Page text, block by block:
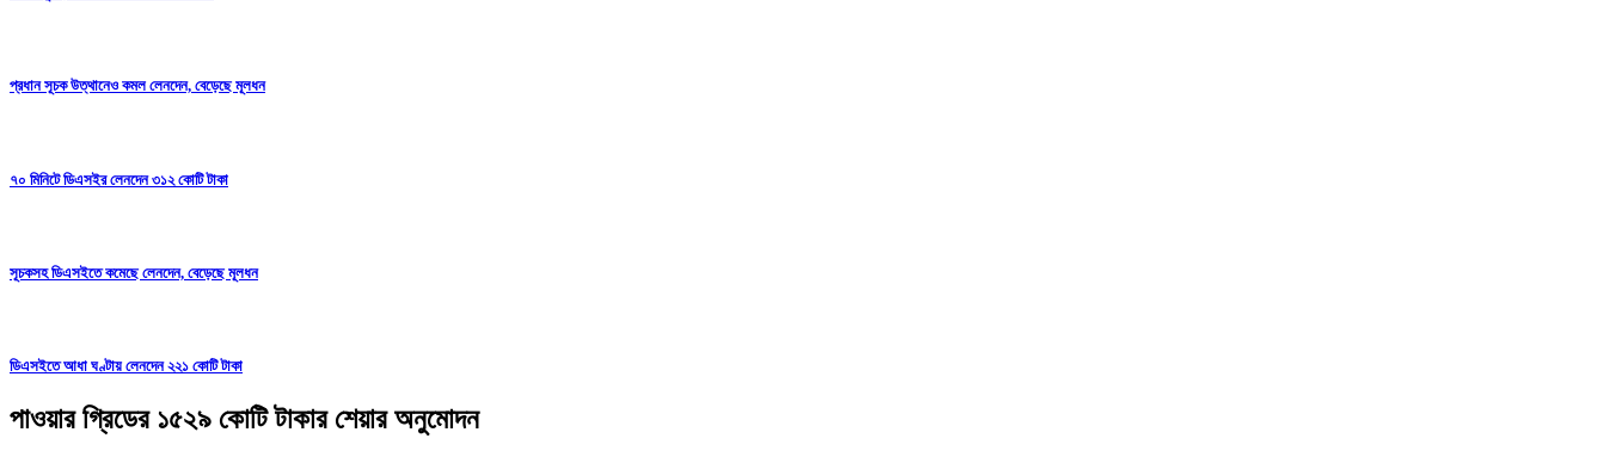
প্রধান সূচক উত্থানেও কমল লেনদেন, বেড়েছে মূলধন
৭০ মিনিটে ডিএসইর লেনদেন ৩১২ কোটি টাকা
সূচকসহ ডিএসইতে কমেছে লেনদেন, বেড়েছে মূলধন
ডিএসইতে আধা ঘণ্টায় লেনদেন ২২১ কোটি টাকা
পাওয়ার গ্রিডের ১৫২৯ কোটি টাকার শেয়ার অনুমোদন